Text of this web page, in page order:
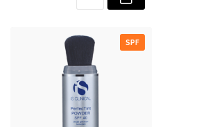
SPF